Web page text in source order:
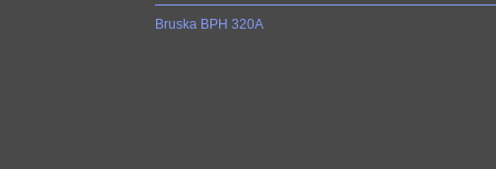
Bruska BPH 320A